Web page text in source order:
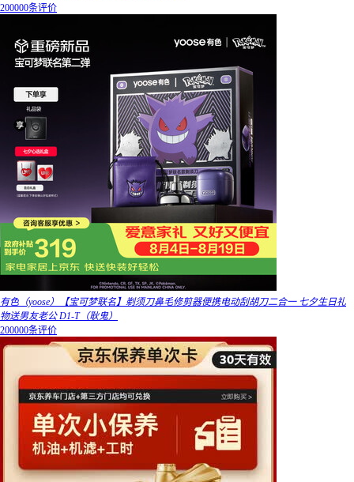
200000条评价
有色（yoose）【宝可梦联名】剃须刀鼻毛修剪器便携电动刮胡刀二合一 七夕生日礼
物送男友老公 D1-T（耿鬼）
200000条评价